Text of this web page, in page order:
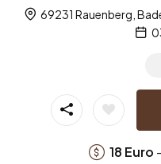
69231 Rauenberg,
18 Euro -